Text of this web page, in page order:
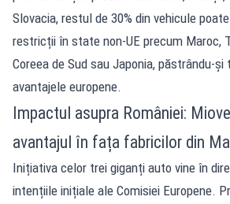
Slovacia, restul de 30% din vehicule
restricții în state non-UE precum Maroc,
Coreea de Sud sau Japonia, păstrându-
avantajele europene.
Impactul asupra României:
avantajul în fața fabricilor din
Inițiativa celor trei giganți auto vine în
intențiile inițiale ale Comisiei Europene.